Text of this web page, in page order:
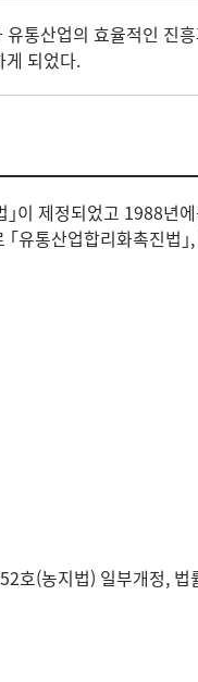
통산업의 효율적인 진
게 되었다.
이 제정되었고 1988년
통산업합리화촉진법｣
호(농지법) 일부개정,